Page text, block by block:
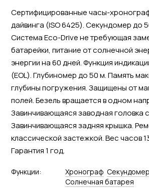
Сертифицированные часы-
дайвинга (ISO 6425). Секундомер до
Система Eco-Drive не требующая
батарейки, питание от солнечной
энергии на 60 дней. Функция
(EOL). Глубиномер до 50 м. Память
глубины погружения. Защищены от
полей. Безель вращается в одном
Завинчивающаяся заводная головка
Завинчивающаяся задняя крышка.
классической застежкой. Вес часов
Гарантия 1 год.
Функции: Хронограф Секундомер
Солнечная батарея